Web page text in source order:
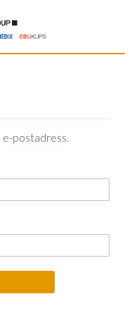
postadress.